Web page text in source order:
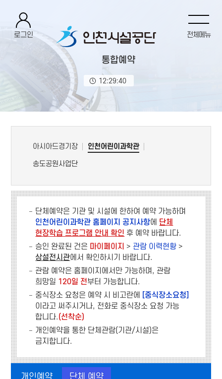
통합예약
12:29:41
전체메뉴
로그인
아시아드경기장 인천어린이과학관
송도공원사업단
단체예약은 기관 및 시설에 한하여 예약 가능하며
인천어린이과학관 홈페이지 공지사항에 단체
현장학습 프로그램 안내 확인 후 예약 바랍니다.
승인 완료된 건은 마이페이지 > 관람 이력현황 >
상설전시관에서 확인하시기 바랍니다.
관람 예약은 홈페이지에서만 가능하며, 관람
희망일 120일 전부터 가능합니다.
중식장소 요청은 예약 시 비고란에
[중식장소요청]
이라고 써주시거나, 전화로 중식장소 요청 가능
합니다.(선착순)
개인예약을 통한 단체관람(기관/시설)은
금지합니다.
개인예약 단체 예약